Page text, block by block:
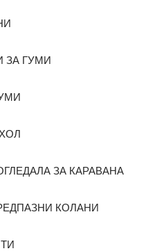
ЗА ГУМИ
ЗА КАРАВАНА
КОЛАНИ